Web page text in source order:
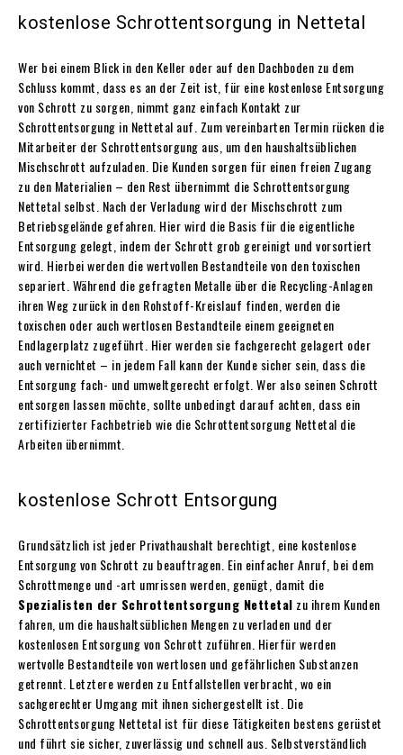
kostenlose Schrottentsorgung in Nettetal
Wer bei einem Blick in den Keller oder auf den Dachboden zu dem
Schluss kommt, dass es an der Zeit ist, für eine kostenlose Entsorgung
von Schrott zu sorgen, nimmt ganz einfach Kontakt zur
Schrottentsorgung in Nettetal auf. Zum vereinbarten Termin rücken die
Mitarbeiter der Schrottentsorgung aus, um den haushaltsüblichen
Mischschrott aufzuladen. Die Kunden sorgen für einen freien Zugang
zu den Materialien – den Rest übernimmt die Schrottentsorgung
Nettetal selbst. Nach der Verladung wird der Mischschrott zum
Betriebsgelände gefahren. Hier wird die Basis für die eigentliche
Entsorgung gelegt, indem der Schrott grob gereinigt und vorsortiert
wird. Hierbei werden die wertvollen Bestandteile von den toxischen
separiert. Während die gefragten Metalle über die Recycling-Anlagen
ihren Weg zurück in den Rohstoff-Kreislauf finden, werden die
toxischen oder auch wertlosen Bestandteile einem geeigneten
Endlagerplatz zugeführt. Hier werden sie fachgerecht gelagert oder
auch vernichtet – in jedem Fall kann der Kunde sicher sein, dass die
Entsorgung fach- und umweltgerecht erfolgt. Wer also seinen Schrott
entsorgen lassen möchte, sollte unbedingt darauf achten, dass ein
zertifizierter Fachbetrieb wie die Schrottentsorgung Nettetal die
Arbeiten übernimmt.
kostenlose Schrott Entsorgung
Grundsätzlich ist jeder Privathaushalt berechtigt, eine kostenlose
Entsorgung von Schrott zu beauftragen. Ein einfacher Anruf, bei dem
Schrottmenge und -art umrissen werden, genügt, damit die
Spezialisten der Schrottentsorgung Nettetal zu ihrem Kunden
fahren, um die haushaltsüblichen Mengen zu verladen und der
kostenlosen Entsorgung von Schrott zuführen. Hierfür werden
wertvolle Bestandteile von wertlosen und gefährlichen Substanzen
getrennt. Letztere werden zu Entfallstellen verbracht, wo ein
sachgerechter Umgang mit ihnen sichergestellt ist. Die
Schrottentsorgung Nettetal ist für diese Tätigkeiten bestens gerüstet
und führt sie sicher, zuverlässig und schnell aus. Selbstverständlich